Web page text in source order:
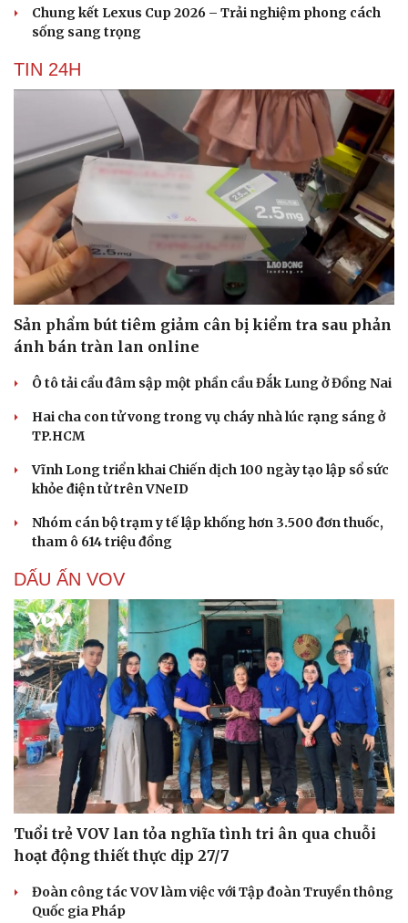
Cải chính
Chung kết Lexus Cup 2026 – Trải nghiệm phong cách
sống sang trọng
TIN 24H
Sản phẩm bút tiêm giảm cân bị kiểm tra sau phản
ánh bán tràn lan online
Ô tô tải cẩu đâm sập một phần cầu Đắk Lung ở Đồng Nai
Hai cha con tử vong trong vụ cháy nhà lúc rạng sáng ở
TP.HCM
Vĩnh Long triển khai Chiến dịch 100 ngày tạo lập sổ sức
khỏe điện tử trên VNeID
Nhóm cán bộ trạm y tế lập khống hơn 3.500 đơn thuốc,
tham ô 614 triệu đồng
DẤU ẤN VOV
Tuổi trẻ VOV lan tỏa nghĩa tình tri ân qua chuỗi
hoạt động thiết thực dịp 27/7
Đoàn công tác VOV làm việc với Tập đoàn Truyền thông
Quốc gia Pháp